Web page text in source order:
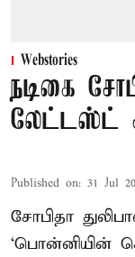
Webstories
நடிகை
லேட்டஸ்ட்
Published on: 31 Jul
சோபிதா
‘பொன்னியின்